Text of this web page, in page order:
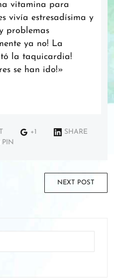
vitamina para
vivía estresadísima y
problemas
ya no! La
la taquicardia!
se han ido!»
+1
SHARE
PIN
NEXT POST